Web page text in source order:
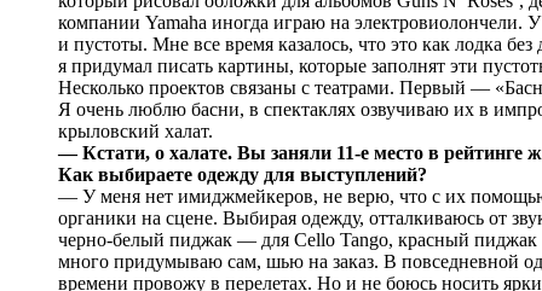
компании Yamaha иногда играю на электровиолончели.
и пустоты. Мне все время казалось, что это как лодка
я придумал писать картины, которые заполнят эти
Несколько проектов связаны с театрами. Первый —
Я очень люблю басни, в спектаклях озвучиваю их в
крыловский халат.
— Кстати, о халате. Вы заняли 11-е место в
Как выбираете одежду для выступлений?
— У меня нет имиджмейкеров, не верю, что с их
органики на сцене. Выбирая одежду, отталкиваюсь от
черно-белый пиджак — для Cello Tango, красный
много придумываю сам, шью на заказ. В повседневной
времени провожу в перелетах. Но и не боюсь носить